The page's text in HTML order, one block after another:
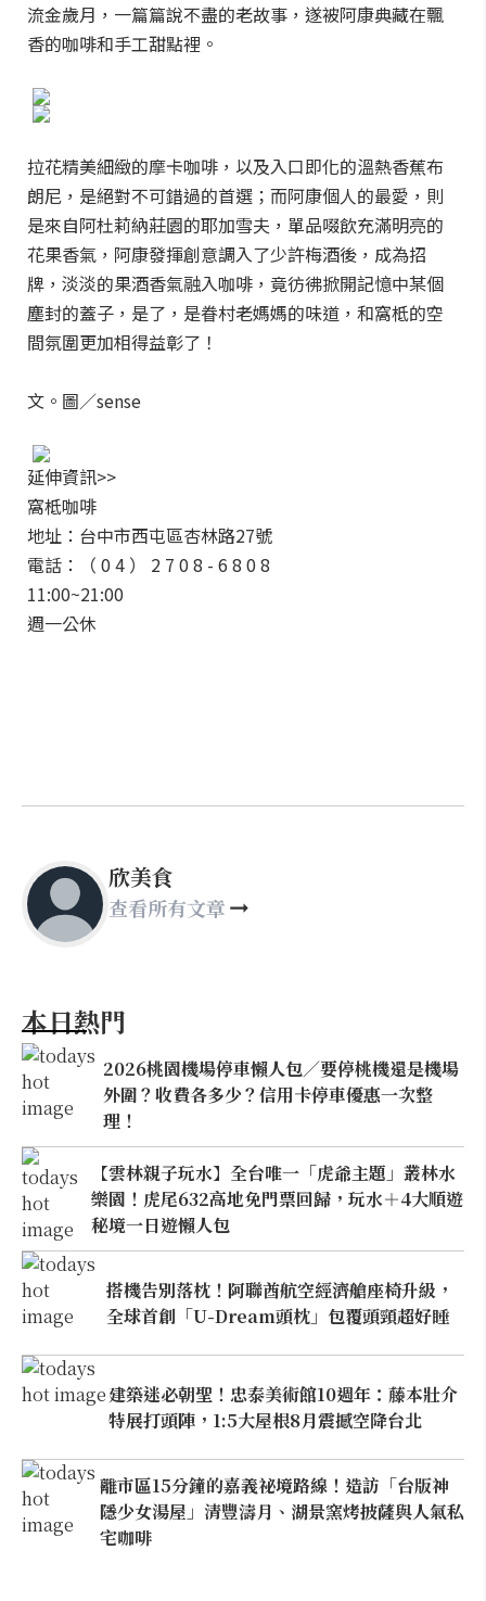
流金歲月，一篇篇說不盡的老故事，遂被阿康典藏在飄
香的咖啡和手工甜點裡。
拉花精美細緻的摩卡咖啡，以及入口即化的溫熱香蕉布
朗尼，是絕對不可錯過的首選；而阿康個人的最愛，則
是來自阿杜莉納莊園的耶加雪夫，單品啜飲充滿明亮的
花果香氣，阿康發揮創意調入了少許梅酒後，成為招
牌，淡淡的果酒香氣融入咖啡，竟彷彿掀開記憶中某個
塵封的蓋子，是了，是眷村老媽媽的味道，和窩柢的空
間氛圍更加相得益彰了！
文。圖／sense
延伸資訊>>
窩柢咖啡
地址：台中市西屯區杏林路27號
電話：（ 0 4 ） 2 7 0 8 - 6 8 0 8
11:00~21:00
週一公休
欣美食
查看所有文章
本日熱門
2026桃園機場停車懶人包／要停桃機還是機場
外圍？收費各多少？信用卡停車優惠一次整
理！
【雲林親子玩水】全台唯一「虎爺主題」叢林水
樂園！虎尾632高地免門票回歸，玩水＋4大順遊
秘境一日遊懶人包
搭機告別落枕！阿聯酋航空經濟艙座椅升級，
全球首創「U-Dream頭枕」包覆頭頸超好睡
建築迷必朝聖！忠泰美術館10週年：藤本壯介
特展打頭陣，1:5大屋根8月震撼空降台北
離市區15分鐘的嘉義祕境路線！造訪「台版神
隱少女湯屋」清豐濤月、湖景窯烤披薩與人氣私
宅咖啡